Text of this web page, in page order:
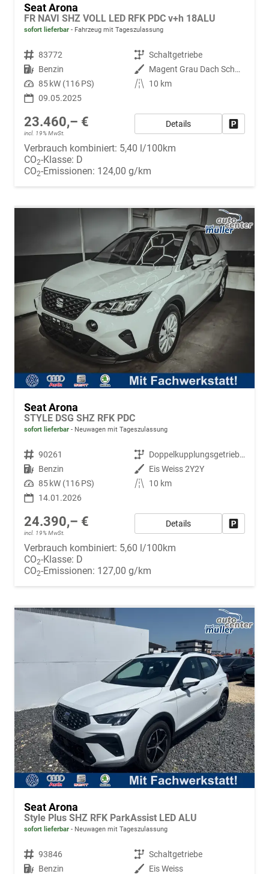
Seat Arona
FR NAVI SHZ VOLL LED RFK PDC v+h 18ALU
sofort lieferbar Fahrzeug mit Tageszulassung
Fahrzeugnr. 83772 Getriebe Schaltgetriebe
Kraftstoff Benzin Außenfarbe
Magent Grau Dach Schwarz S9E7
Leistung 85 kW (116 PS) Kilometerstand
10 km
09.05.2025
23.460,– €
incl. 19% MwSt.
Details
Verbrauch kombiniert: 5,40 l/100km
CO2-Klasse: D
CO2-Emissionen: 124,00 g/km
Seat Arona
STYLE DSG SHZ RFK PDC
sofort lieferbar Neuwagen mit Tageszulassung
Fahrzeugnr. 90261 Getriebe
Doppelkupplungsgetriebe (DSG)
Kraftstoff Benzin Außenfarbe Eis Weiss 2Y2Y
Leistung 85 kW (116 PS) Kilometerstand
10 km
14.01.2026
24.390,– €
incl. 19% MwSt.
Details
Verbrauch kombiniert: 5,60 l/100km
CO2-Klasse: D
CO2-Emissionen: 127,00 g/km
Seat Arona
Style Plus SHZ RFK ParkAssist LED ALU
sofort lieferbar Neuwagen mit Tageszulassung
Fahrzeugnr. 93846 Getriebe Schaltgetriebe
Kraftstoff Benzin Außenfarbe Eis Weiss